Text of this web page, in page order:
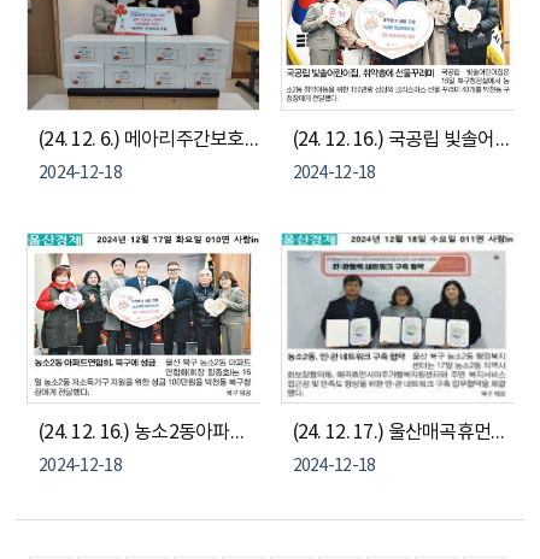
(24. 12. 6.) 메아리주간보호시설, 농소2동 나눔냉장고 김치 기부
2024-12-18
(24. 12. 16.) 국공립 빛솔어린이집, 농소2동 취약아동을 위한 150만원 상당 크리스마스 선물 꾸러미 40개 전달
2024-12-18
(24. 12. 16.) 농소2동아파트연합회, 농소2동 저소득가구 지원을 위한 성금 100만원 전달
2024-12-18
(24. 12. 17.) 울산매곡휴먼시아주거행복지원센터, 농소2동행정복지센터, 농소2동지역사회보장협의체 민·관협력 네트워크 구축 협약
2024-12-18